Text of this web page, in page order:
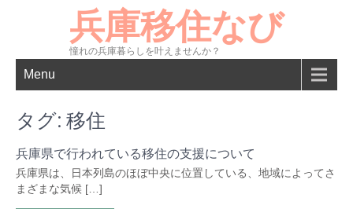
兵庫移住なび
憧れの兵庫暮らしを叶えませんか？
Menu
タグ: 移住
兵庫県で行われている移住の支援について
兵庫県は、日本列島のほぼ中央に位置している、地域によってさ
まざまな気候 […]